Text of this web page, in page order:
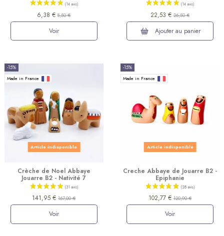
6,38 €8,50 €
Voir
22,53 €26,50 €
Ajouter au panier
-15%
Made in France
Article indisponible
Crèche de Noel Abbaye
Jouarre B2 - Nativité 7
141,95 €167,00 €
Voir
-15%
Made in France
Article indisponible
Creche Abbaye de Jouarre B2 -
Epiphanie
102,77 €120,90 €
Voir